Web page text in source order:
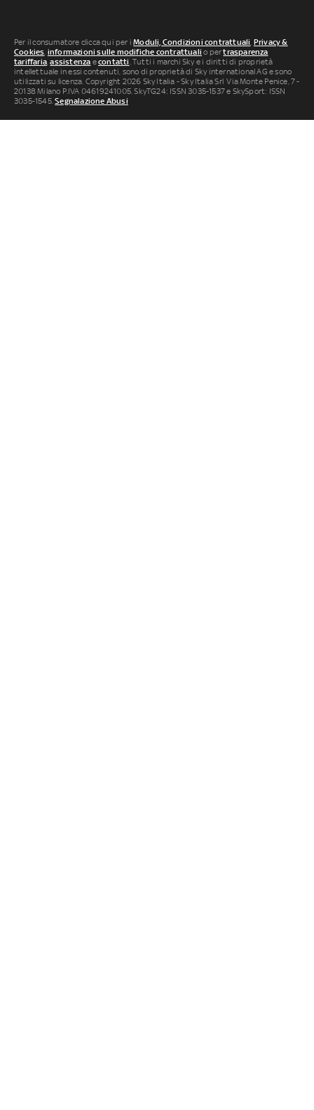
Per il consumatore clicca qui per iModuli, Condizioni contrattuali, Privacy &
Cookies, informazioni sulle modifiche contrattuali o pertrasparenza
tariffaria,assistenza econtatti. Tutti i marchi Sky e i diritti di proprietà
intellettuale in essi contenuti, sono di proprietà di Sky international AG e sono
utilizzati su licenza. Copyright 2026 Sky Italia - Sky Italia Srl Via Monte Penice, 7 -
20138 Milano P.IVA 04619241005. SkyTG24: ISSN 3035-1537 e SkySport: ISSN
3035-1545.Segnalazione Abusi